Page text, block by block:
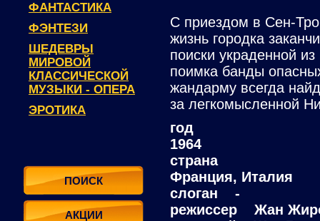
ФАНТАСТИКА
ФЭНТЕЗИ
ШЕДЕВРЫ
МИРОВОЙ
КЛАССИЧЕСКОЙ
МУЗЫКИ - ОПЕРА
ЭРОТИКА
ПОИСК
АКЦИИ
С приездом в Сен-
жизнь городка
поиски украденной
поимка банды
жандарму всегда
за легкомысленной
год
1964
страна
Франция, Италия
слоган -
режиссер Жан